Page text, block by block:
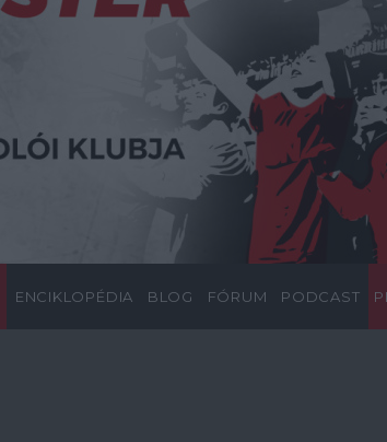
ENCIKLOPÉDIA BLOG FÓRUM PODCAST